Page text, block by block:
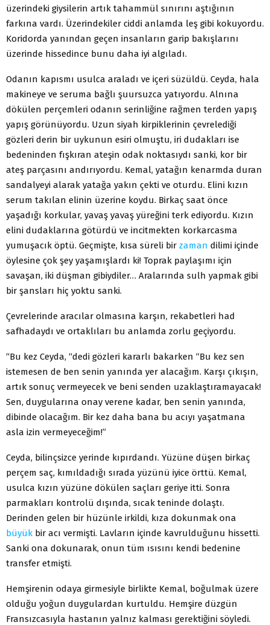
üzerindeki giysilerin artık tahammül sınırını aştığının
farkına vardı. Üzerindekiler ciddi anlamda leş gibi kokuyordu.
Koridorda yanından geçen insanların garip bakışlarını
üzerinde hissedince bunu daha iyi algıladı.
Odanın kapısmı usulca araladı ve içeri süzüldü. Ceyda, hala
makineye ve seruma bağlı şuursuzca yatıyordu. Alnına
dökülen perçemleri odanın serinliğine rağmen terden yapış
yapış görünüyordu. Uzun siyah kirpiklerinin çevrelediği
gözleri derin bir uykunun esiri olmuştu, iri dudakları ise
bedeninden fışkıran ateşin odak noktasıydı sanki, kor bir
ateş parçasını andırıyordu. Kemal, yatağın kenarmda duran
sandalyeyi alarak yatağa yakın çekti ve oturdu. Elini kızın
serum takılan elinin üzerine koydu. Birkaç saat önce
yaşadığı korkular, yavaş yavaş yüreğini terk ediyordu. Kızın
elini dudaklarına götürdü ve incitmekten korkarcasma
yumuşacık öptü. Geçmişte, kısa süreli bir zaman dilimi içinde
öylesine çok şey yaşamışlardı ki! Toprak paylaşımı için
savaşan, iki düşman gibiydiler… Aralarında sulh yapmak gibi
bir şansları hiç yoktu sanki.
Çevrelerinde aracılar olmasına karşın, rekabetleri had
safhadaydı ve ortaklıları bu anlamda zorlu geçiyordu.
“Bu kez Ceyda, “dedi gözleri kararlı bakarken “Bu kez sen
istemesen de ben senin yanında yer alacağım. Karşı çıkışın,
artık sonuç vermeyecek ve beni senden uzaklaştıramayacak!
Sen, duygularına onay verene kadar, ben senin yanında,
dibinde olacağım. Bir kez daha bana bu acıyı yaşatmana
asla izin vermeyeceğim!”
Ceyda, bilinçsizce yerinde kıpırdandı. Yüzüne düşen birkaç
perçem saç, kımıldadığı sırada yüzünü iyice örttü. Kemal,
usulca kızın yüzüne dökülen saçları geriye itti. Sonra
parmakları kontrolü dışında, sıcak teninde dolaştı.
Derinden gelen bir hüzünle irkildi, kıza dokunmak ona
büyük bir acı vermişti. Lavların içinde kavrulduğunu hissetti.
Sanki ona dokunarak, onun tüm ısısını kendi bedenine
transfer etmişti.
Hemşirenin odaya girmesiyle birlikte Kemal, boğulmak üzere
olduğu yoğun duygulardan kurtuldu. Hemşire düzgün
Fransızcasıyla hastanın yalnız kalması gerektiğini söyledi.